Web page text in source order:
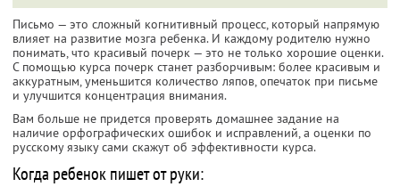
Письмо — это сложный когнитивный процесс, который напрямую
влияет на развитие мозга ребенка. И каждому родителю нужно
понимать, что красивый почерк — это не только хорошие оценки.
С помощью курса почерк станет разборчивым: более красивым и
аккуратным, уменьшится количество ляпов, опечаток при письме
и улучшится концентрация внимания.
Вам больше не придется проверять домашнее задание на
наличие орфографических ошибок и исправлений, а оценки по
русскому языку сами скажут об эффективности курса.
Когда ребенок пишет от руки: